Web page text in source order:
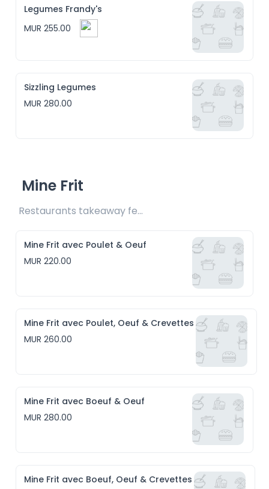
Legumes Frandy's
MUR 255.00
Sizzling Legumes
MUR 280.00
Mine Frit
Restaurants takeaway fee Rs20 included
Mine Frit avec Poulet & Oeuf
MUR 220.00
Mine Frit avec Poulet, Oeuf & Crevettes
MUR 260.00
Mine Frit avec Boeuf & Oeuf
MUR 280.00
Mine Frit avec Boeuf, Oeuf & Crevettes